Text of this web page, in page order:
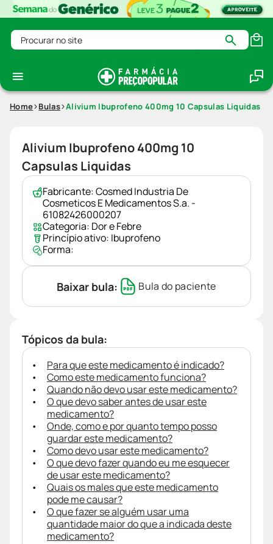
Procurar no site
Home Bulas Alivium Ibuprofeno 400mg 10 Capsulas Liquidas
Alivium Ibuprofeno 400mg 10
Capsulas Liquidas
Fabricante:Cosmed Industria De
Cosmeticos E Medicamentos S.a. -
61082426000207
Categoria: Dor e Febre
Princípio ativo: Ibuprofeno
Forma:
Baixar bula: Bula do paciente
Tópicos da bula:
Para que este medicamento é indicado?
Como este medicamento funciona?
Quando não devo usar este medicamento?
O que devo saber antes de usar este
medicamento?
Onde, como e por quanto tempo posso
guardar este medicamento?
Como devo usar este medicamento?
O que devo fazer quando eu me esquecer
de usar este medicamento?
Quais os males que este medicamento
pode me causar?
O que fazer se alguém usar uma
quantidade maior do que a indicada deste
medicamento?